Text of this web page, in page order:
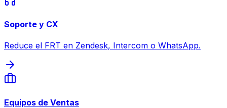
Soporte y CX
Reduce el FRT en Zendesk, Intercom o WhatsApp.
Equipos de Ventas